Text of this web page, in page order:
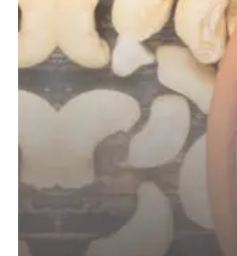
Full member access:
Etiam est nibh, lobortis sit
Praesent euismod ac
Ut mollis pellentesque tortor
Nullam eu erat condimentum
Donec quis est ac felis
Orci varius natoque dolor